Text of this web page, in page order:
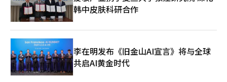
诉驳回，特检对此不服并提出上诉。※ 本报道经人工智能（AI）系
统翻译与编辑。
调“严重破坏了国民对国家政策公正执行的信任”，因此必须严
惩。不过，法院考虑到尹英浩配合调查并大致承认主要事实关系，
且无前科，决定了刑期。法院对政治资金法违反指控判处6个月监
法院以“有逃跑之虞”为由驳回。宣判后，尹英浩面色凝重，面色
发红地离开法庭。※ 本报道经人工智能（AI）系统翻译与编辑。
韩中皮肤科研合作
李在明发布《旧金山AI宣言》将与全球
共启AI黄金时代